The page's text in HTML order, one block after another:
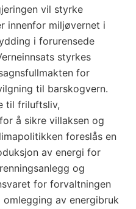
vil styrke
innenfor miljøvernet i
i forurensede
styrkes
for
til barskogvern.
til friluftsliv,
å sikre villaksen og
foreslås en
av energi for
og
for forvaltningen
av energibruk